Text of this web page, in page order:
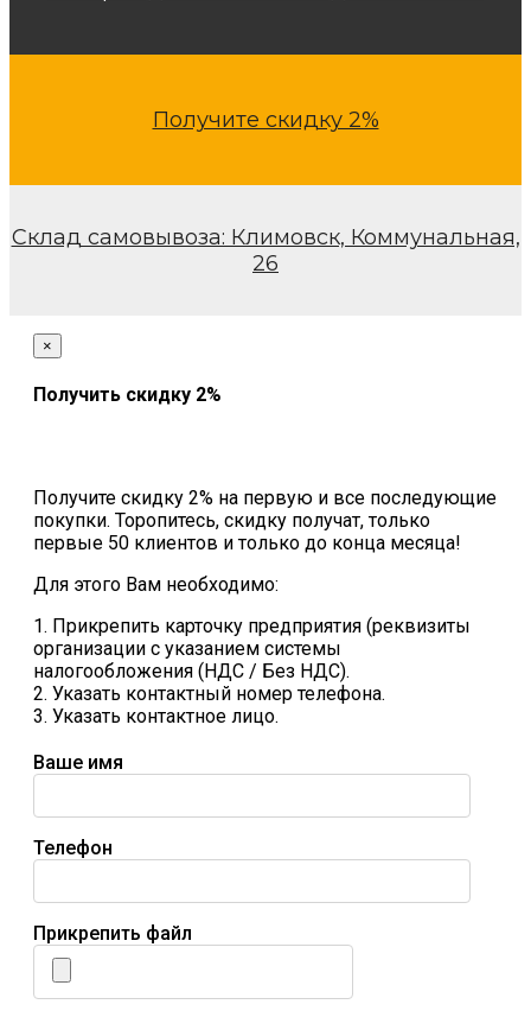
Получите скидку 2%
Склад самовывоза: Климовск, Коммунальная,
26
×
Получить скидку 2%
Получите скидку 2% на первую и все последующие
покупки. Торопитесь, скидку получат, только
первые 50 клиентов и только до конца месяца!
Для этого Вам необходимо:
1. Прикрепить карточку предприятия (реквизиты
организации с указанием системы
налогообложения (НДС / Без НДС).
2. Указать контактный номер телефона.
3. Указать контактное лицо.
Ваше имя
Телефон
Прикрепить файл